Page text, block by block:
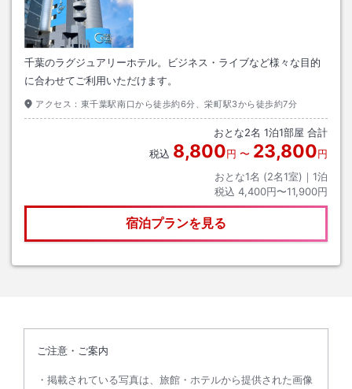
千葉のラグジュアリーホテル。ビジネス・ライブなど様々な目的
に合わせてご利用いただけます。
アクセス： 東千葉駅南口から徒歩約6分、栄町駅3から徒歩約7分
おとな2名 1泊1部屋 合計
税込 8,800円 〜 23,800円
おとな1名 (2名1室)｜ 1泊
税込 4,400円〜11,900円
宿泊プランを見る
ご注意・ご案内
掲載されている写真は、旅館・ホテルから提供された画像